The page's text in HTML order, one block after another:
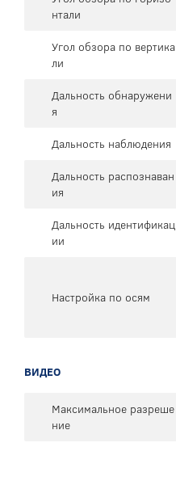
нтали
Угол обзора по вертика
ли
Дальность обнаружени
я
Дальность наблюдения
Дальность распознаван
ия
Дальность идентификац
ии
Настройка по осям
ВИДЕО
Максимальное разреше
ние